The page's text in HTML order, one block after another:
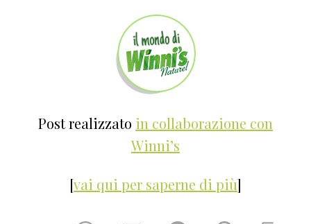
Post realizzato in collaborazione con
Winni’s
[vai qui per saperne di più]